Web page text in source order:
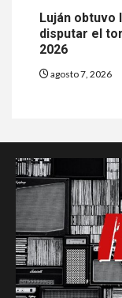
Luján obtuvo
disputar el
2026
agosto 7, 2026